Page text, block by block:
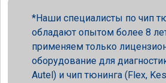
Наши специалисты по чип
обладают опытом более 8
применяем только
оборудование для
Autel) и чип тюнинга (Flex,